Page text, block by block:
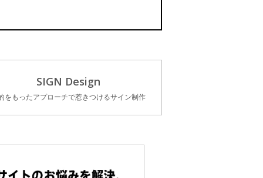
SIGN Design
をもったアプローチで惹きつけるサイン制作